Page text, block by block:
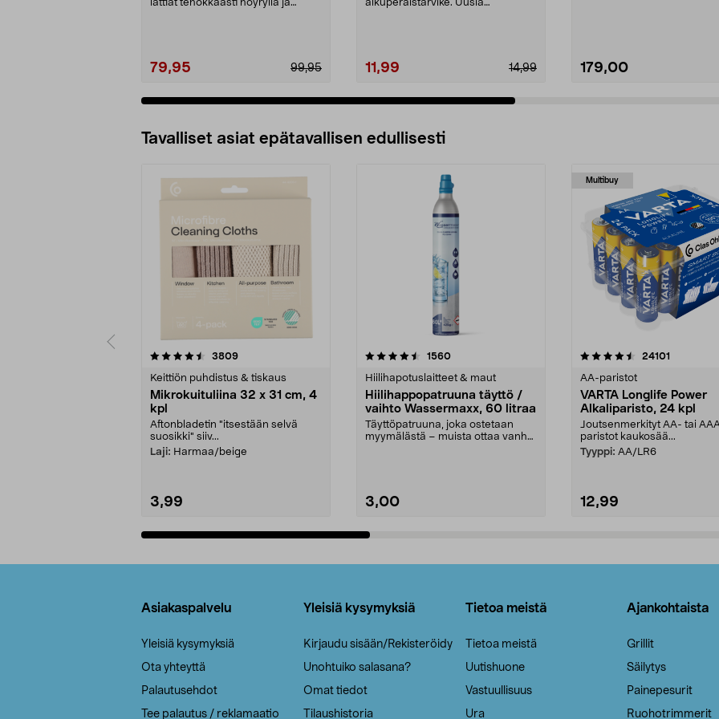
lattiat tehokkaasti höyryllä ja
79,95 99,95
alkuperäistarvike. Uusia
11,99 14,99 179,00
Tavalliset asiat epätavallisen edullisesti
3809arvostelut
Keittiön puhdistus & tiskaus
Mikrokuituliina 32 x 31 cm, 4
kpl
Aftonbladetin "itsestään selvä
suosikki" siiv...
Laji: Harmaa/beige
3,99
4.5viidestä
1560arvostelut
Hiilihapotuslaitteet & maut
Hiilihappopatruuna täyttö /
vaihto Wassermaxx, 60 litraa
Täyttöpatruuna, joka ostetaan
myymälästä – muista ottaa vanha
3,00
Multibuy
4.5viidestä
24101
AA-paristot
VARTA Longlife Power
Alkaliparisto, 24 kpl
Joutsenmerkityt AA- tai
paristot kaukosää...
Tyyppi: AA/LR6
12,99
4.5viidestä
Asiakaspalvelu
Yleisiä kysymyksiä
Ota yhteyttä
Palautusehdot
Tee palautus / reklamaatio
Yleisiä kysymyksiä
Kirjaudu sisään/Rekisteröidy
Unohtuiko salasana?
Omat tiedot
Tilaushistoria
Tietoa meistä
Tietoa meistä
Uutishuone
Vastuullisuus
Ura
Ajankohtaista
Grillit
Säilytys
Painepesurit
Ruohotrimmerit